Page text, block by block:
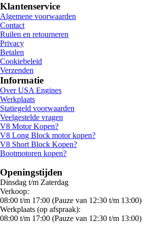
Klantenservice
Algemene voorwaarden
Contact
Ruilen en retourneren
Privacy
Betalen
Cookiebeleid
Verzenden
Informatie
Over USA Engines
Werkplaats
Statiegeld voorwaarden
Veelgestelde vragen
V8 Motor Kopen?
V8 Long Block motor kopen?
V8 Short Block Kopen?
Bootmotoren kopen?
Openingstijden
Dinsdag t/m Zaterdag
Verkoop:
08:00 t/m 17:00 (Pauze van 12:30 t/m 13:00)
Werkplaats (op afspraak):
08:00 t/m 17:00 (Pauze van 12:30 t/m 13:00)